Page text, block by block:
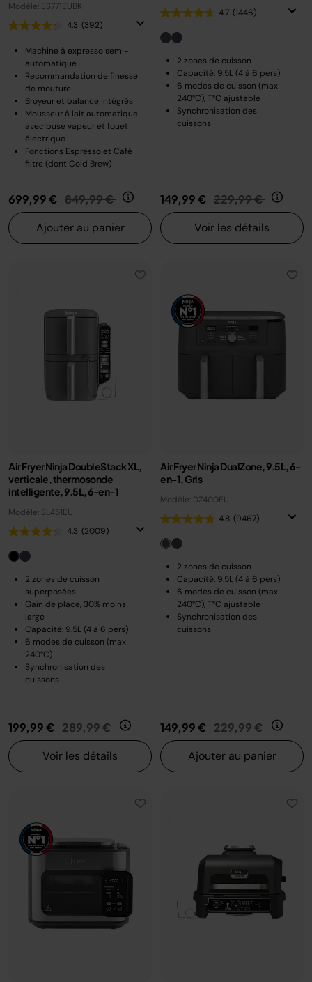
Modèle: ES771EUBK
4.3 (392)
Machine à expresso semi-
automatique
Recommandation de finesse
de mouture
Broyeur et balance intégrés
Mousseur à lait automatique
avec buse vapeur et fouet
électrique
Fonctions Espresso et Café
filtre (dont Cold Brew)
699,99 € Prix réduit de
849,99 € au
Ajouter au panier
4.7 (1446)
2 zones de cuisson
Capacité: 9.5L (4 à 6 pers)
6 modes de cuisson (max
240°C), T°C ajustable
Synchronisation des
cuissons
149,99 € Prix réduit de
229,99 € au
Voir les détails
Air Fryer Ninja DoubleStack XL,
verticale, thermosonde
intelligente, 9.5L, 6-en-1
Modèle: SL451EU
4.3 (2009)
2 zones de cuisson
superposées
Gain de place, 30% moins
large
Capacité: 9.5L (4 à 6 pers)
6 modes de cuisson (max
240°C)
Synchronisation des
cuissons
199,99 € Prix réduit de
289,99 € au
Voir les détails
Air Fryer Ninja DualZone, 9.5L, 6-
en-1, Gris
Modèle: DZ400EU
4.8 (9467)
2 zones de cuisson
Capacité: 9.5L (4 à 6 pers)
6 modes de cuisson (max
240°C), T°C ajustable
Synchronisation des
cuissons
149,99 € Prix réduit de
229,99 € au
Ajouter au panier